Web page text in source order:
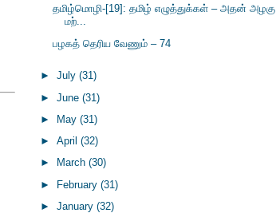
தமிழ்மொழி-[19]: தமிழ் எழுத்துக்கள் – அதன் அழகு
மற்...
பழகத் தெரிய வேணும் – 74
► July (31)
► June (31)
►
May (31)
► April (32)
►
March (30)
► February (31)
► January (32)